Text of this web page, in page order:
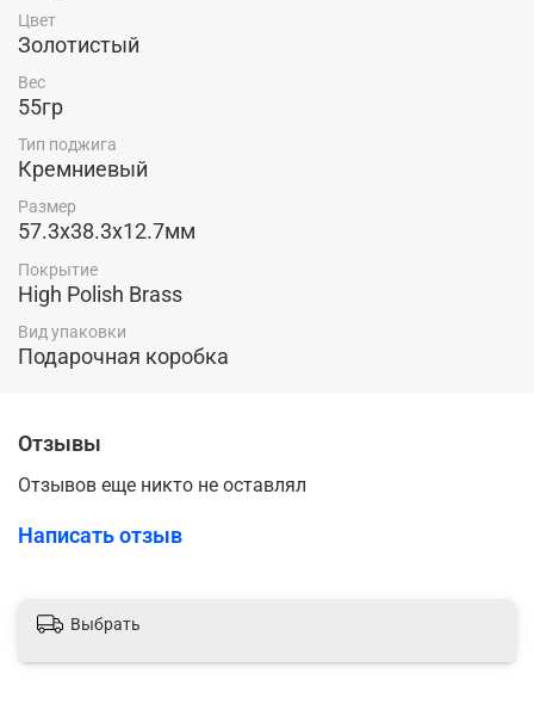
Цвет
Золотистый
Вес
55гр
Тип поджига
Кремниевый
Размер
57.3х38.3х12.7мм
Покрытие
High Polish Brass
Вид упаковки
Подарочная коробка
Отзывы
Отзывов еще никто не оставлял
Написать отзыв
Выбрать